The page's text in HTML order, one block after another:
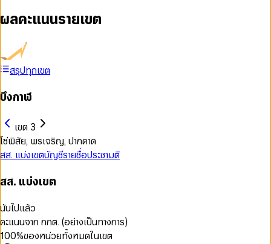
ผลคะแนนรายเขต
สรุปทุกเขต
บึงกาฬ
เขต 3
โซ่พิสัย, พรเจริญ, ปากคาด
สส. แบ่งเขตบัญชีรายชื่อประชามติ
สส. แบ่งเขต
นับไปแล้ว
คะแนนจาก กกต. (อย่างเป็นทางการ)
100%ของหน่วยทั้งหมดในเขต